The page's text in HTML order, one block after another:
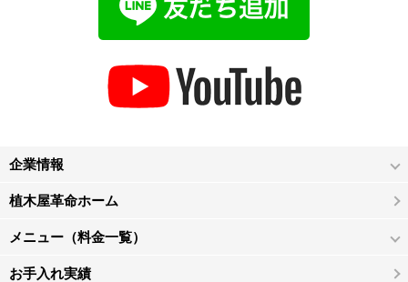
企業情報
植木屋革命ホーム
メニュー（料金一覧）
お手入れ実績